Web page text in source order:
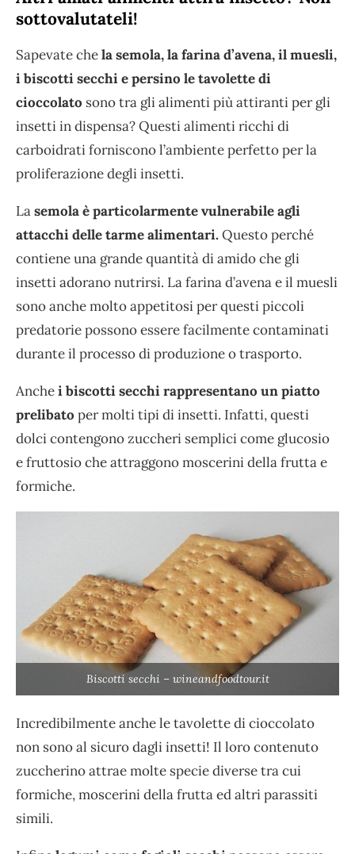
sottovalutateli!
Sapevate chela semola, la farina d’avena, il muesli,
i biscotti secchi e persino le tavolette di
cioccolato sono tra gli alimenti più attiranti per gli
insetti in dispensa? Questi alimenti ricchi di
carboidrati forniscono l’ambiente perfetto per la
proliferazione degli insetti.
Lasemola è particolarmente vulnerabile agli
attacchi delle tarme alimentari. Questo perché
contiene una grande quantità di amido che gli
insetti adorano nutrirsi. La farina d’avena e il muesli
sono anche molto appetitosi per questi piccoli
predatorie possono essere facilmente contaminati
durante il processo di produzione o trasporto.
Anchei biscotti secchi rappresentano un piatto
prelibato per molti tipi di insetti. Infatti, questi
dolci contengono zuccheri semplici come glucosio
e fruttosio che attraggono moscerini della frutta e
formiche.
Biscotti secchi – wineandfoodtour.it
Incredibilmente anche le tavolette di cioccolato
non sono al sicuro dagli insetti! Il loro contenuto
zuccherino attrae molte specie diverse tra cui
formiche, moscerini della frutta ed altri parassiti
simili.